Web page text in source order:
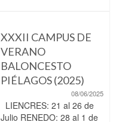
XXXII CAMPUS DE
VERANO
BALONCESTO
PIÉLAGOS (2025)
08/06/2025
LIENCRES: 21 al 26 de
Julio RENEDO: 28 al 1 de